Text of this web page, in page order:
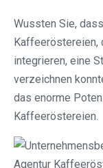
Wussten Sie,
Kaffeeröstereien,
integrieren, eine
verzeichnen
das enorme
Kaffeeröstereien.